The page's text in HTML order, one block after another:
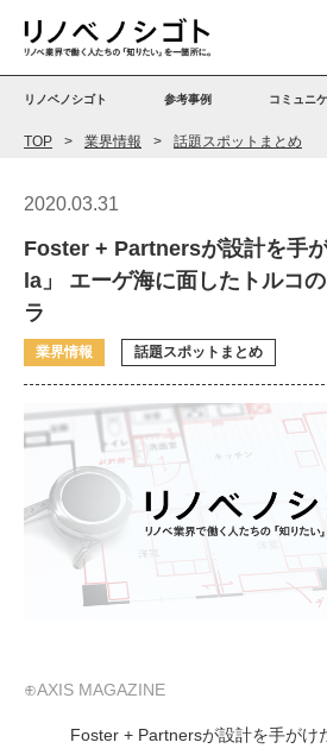
リノベノシゴト 参考事例 コミュニ
TOP 業界情報 話題スポットまとめ
2020.03.31
Foster + Partnersが設計を手
la」 エーゲ海に面したトルコ
ラ
業界情報 話題スポットまとめ
⊕AXIS MAGAZINE
Foster + Partnersが設計を手がけ